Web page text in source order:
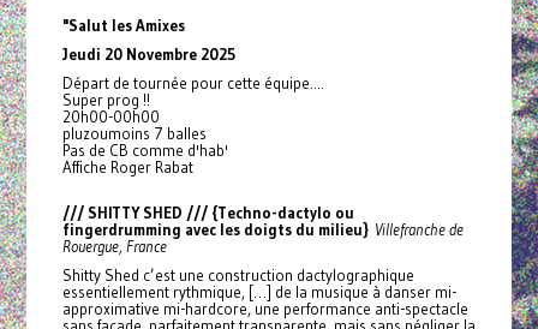
"Salut les Amixes
Jeudi 20 Novembre 2025
Départ de tournée pour cette équipe....
Super prog !!
20h00-00h00
pluzoumoins 7 balles
Pas de CB comme d'hab'
Affiche Roger Rabat
/// SHITTY SHED /// {Techno-dactylo ou
fingerdrumming avec les doigts du milieu} Villefranche de
Rouergue, France
Shitty Shed c’est une construction dactylographique
essentiellement rythmique, […] de la musique à danser mi-
approximative mi-hardcore, une performance anti-spectacle
sans façade, parfaitement transparente, mais sans négliger la